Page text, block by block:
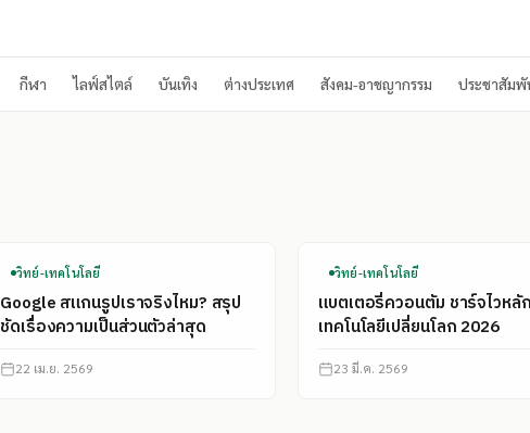
กีฬา ไลฟ์สไตล์ บันเทิง ต่างประเทศ สังคม-อาชญากรรม ประชาสัมพั
วิทย์-เทคโนโลยี
Google สแกนรูปเราจริงไหม? สรุป
ชัดเรื่องความเป็นส่วนตัวล่าสุด
22 เม.ย. 2569
วิทย์-เทคโนโลยี
แบตเตอรี่ควอนตัม ชาร์จไวหลั
เทคโนโลยีเปลี่ยนโลก 2026
23 มี.ค. 2569